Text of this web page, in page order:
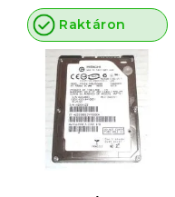
Raktáron